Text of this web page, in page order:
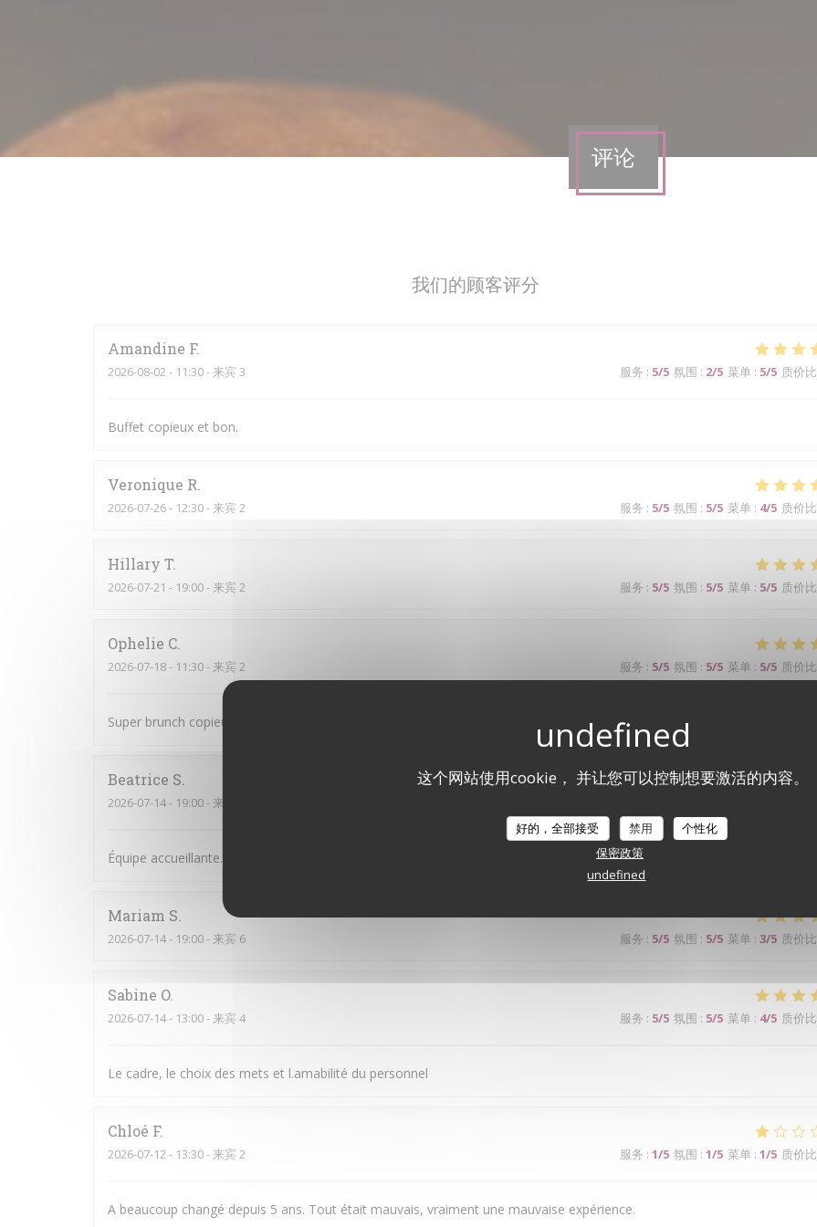
这个网站使用cookie， 并让您可以控制想要激活的内容。
好的，全部接受 禁用
个性化
保密政策
undefined
评论
我们的顾客评分
Amandine F
2026-08-02 - 11:30 - 来宾 3 服务 : 5/5 氛围 : 2/5 菜单 : 5/5 质价比
Buffet copieux et bon.
Veronique R
2026-07-26- 12:30 - 来宾 2 服务 : 5/5 氛围 : 5/5 菜单 : 4/5 质价比
Hillary T
2026-07-21 - 19:00 - 来宾 2 服务 : 5/5 氛围 : 5/5 菜单 : 5/5 质价比
Ophelie C
2026-07-18- 11:30 - 来宾 2 服务 : 5/5 氛围 : 5/5 菜单 : 5/5 质价比
Super brunch copieux et bon Le serveur était au top !
Beatrice S
2026-07-14- 19:00 - 来宾 6
Équipe accueillante. Bonne Ambiance et on y mange bien. Je recommande
Mariam S
2026-07-14- 19:00 - 来宾 6 服务 : 5/5 氛围 : 5/5 菜单 : 3/5 质价比
Sabine O
2026-07-14- 13:00 - 来宾 4 服务 : 5/5 氛围 : 5/5 菜单 : 4/5 质价比
Le cadre, le choix des mets et l.amabilité du personnel
Chloé F
2026-07-12 - 13:30 - 来宾 2 服务 : 1/5 氛围 : 1/5 菜单 : 1/5 质价比
A beaucoup changé depuis 5 ans. Tout était mauvais, vraiment une mauvaise expérience.